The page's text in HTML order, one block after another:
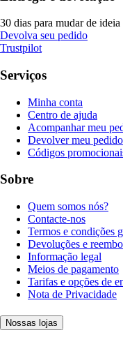
30 dias para mudar de ideia
Devolva seu pedido
Trustpilot
Serviços
Minha conta
Centro de ajuda
Acompanhar meu
Devolver meu pedido
Códigos
Sobre
Quem somos nós?
Contacte-nos
Termos e condições
Devoluções e
Informação legal
Meios de pagamento
Tarifas e opções de
Nota de Privacidade
Nossas lojas